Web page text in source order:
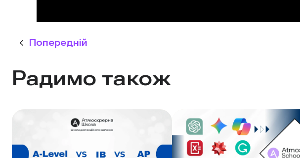
Попередній
Радимо також